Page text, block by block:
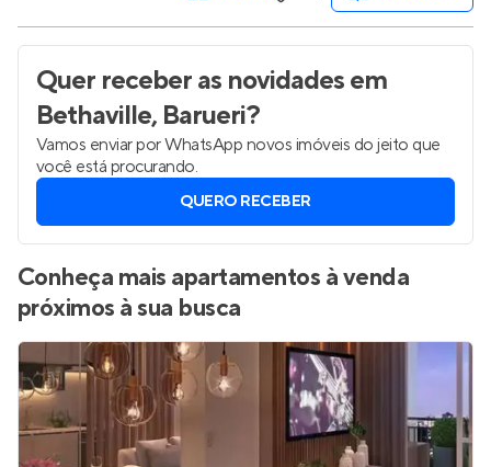
Quer receber as novidadesem
Bethaville, Barueri?
Vamos enviar por WhatsApp novos imóveis do jeito que
você está procurando.
QUERO RECEBER
Conheça mais apartamentos à venda
próximos à sua busca